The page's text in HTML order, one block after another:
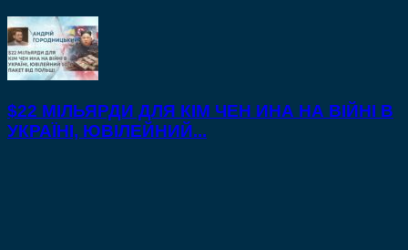
$22 МІЛЬЯРДИ ДЛЯ КІМ ЧЕН ИНА НА ВІЙНІ В
УКРАЇНІ, ЮВІЛЕЙНИЙ...